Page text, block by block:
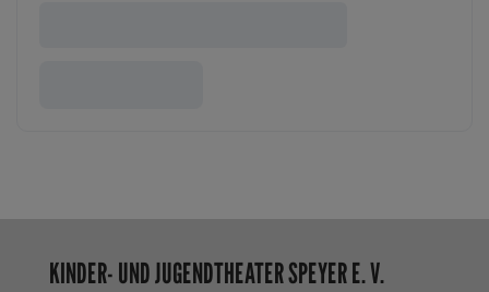
KINDER- UND JUGENDTHEATER SPEYER E. V.